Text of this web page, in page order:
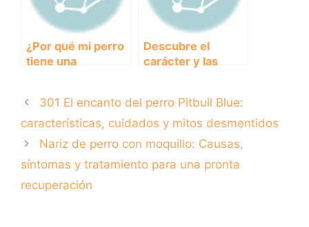
¿Por qué mi perro
tiene una
Descubre las
causas y cómo
actuar
Descubre el
carácter y las
Braco Alemán
301 El encanto del perro Pitbull Blue:
características, cuidados y mitos desmentidos
Nariz de perro con moquillo: Causas,
síntomas y tratamiento para una pronta
recuperación